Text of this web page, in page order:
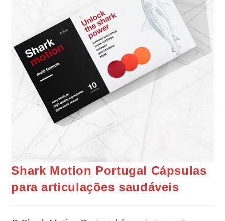
Shark Motion Portugal Cápsulas
para articulações saudáveis